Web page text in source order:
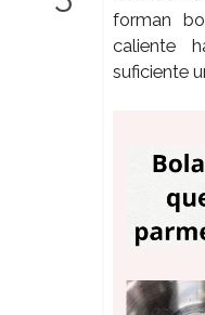
forman
caliente
suficiente